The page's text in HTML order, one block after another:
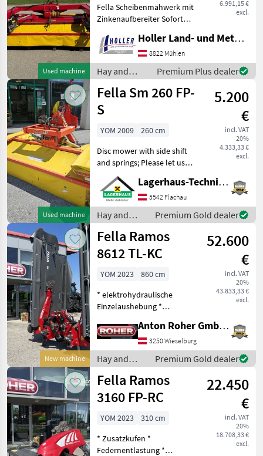
Used machine
6.991,15 €
excl.
Fella Scheibenmähwerk mit
Zinkenaufbereiter Sofort
Discs, type of disc mower:
Front mowers, Silage
processing device, Wide
spreading device Ha
Holler Land- und Metalltechnik GmbH.
8822 Mühlen
Hay and
forage
equipment /
Fella
Premium Plus dealer
Used machine
Fella Sm 260 FP-
S
5.200
€
incl. VAT
20%
4.333,33 €
excl.
YOM 2009
260 cm
Disc mower with side shift
and springs; Please let us
know in advance by phone
or email when you plan to
visit so that we can set
aside enough time for a
cons
Lagerhaus-Technik Flachau
5542 Flachau
Hay and
forage
equipment /
Fella
Premium Gold dealer
New machine
Fella Ramos
8612 TL-KC
52.600
€
incl. VAT
20%
43.833,33 €
excl.
YOM 2023
860 cm
* elektrohydraulische
Einzelaushebung *
montiert) * Gelenkwelle *
Beleuchtung *
Breitverteileinrichtung *
Kegelhüte *
hydropneumatische Mähw
Anton Roher GmbH (ACA Center Roher)
3250 Wieselburg
Hay and
forage
equipment /
Fella
Premium Gold dealer
Fella Ramos
3160 FP-RC
22.450
€
incl. VAT
20%
18.708,33 €
excl.
YOM 2023
310 cm
* Zusatzkufen *
Federnentlastung *